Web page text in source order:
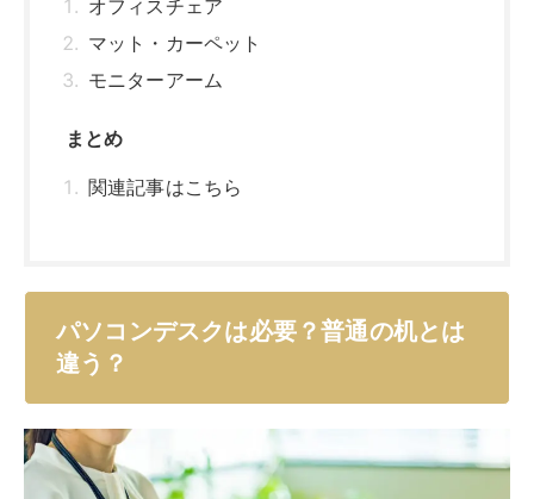
違う？
すでに机がある人だと、新たにパソコンデスクを買うか
悩む人もいるかもしれません。結論を言えば、